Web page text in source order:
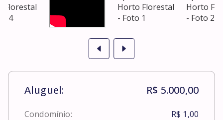
Aluguel: R$ 5.000,00
Condomínio: R$ 1,00